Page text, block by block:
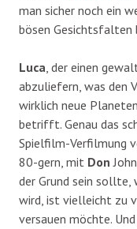
man sicher noch ein
bösen Gesichtsfalten
Luca , der einen
abzuliefern, was den
wirklich neue
betrifft. Genau das
Spielfilm-Verfilmung
80-gern, mit Don
der Grund sein sollte,
wird, ist vielleicht zu
versauen möchte.